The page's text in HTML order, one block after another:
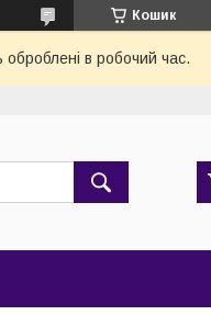
Кошик
оброблені в робочий час.